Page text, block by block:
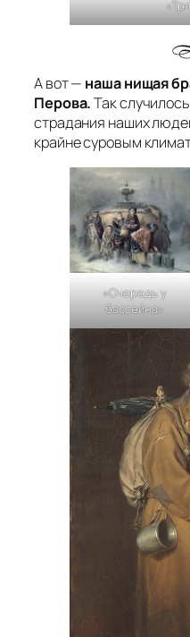
А вот — наша нищая
Перова.Так
страдания наших
крайне суровым
«Очередь у
бассейна»